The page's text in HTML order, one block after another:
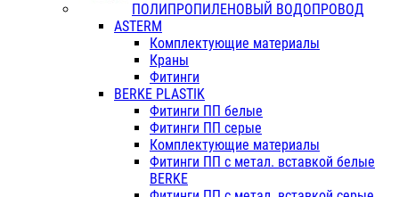
ПОЛИПРОПИЛЕНОВЫЙ ВОДОПРОВОД
ASTERM
Комплектующие материалы
Краны
Фитинги
BERKE PLASTIK
Фитинги ПП белые
Фитинги ПП серые
Комплектующие материалы
Фитинги ПП с метал. вставкой белые
BERKE